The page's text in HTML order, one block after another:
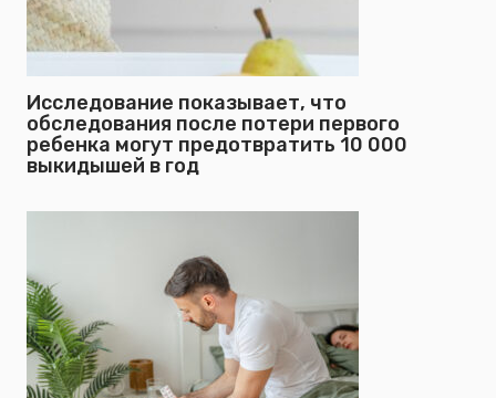
Исследование показывает, что
обследования после потери первого
ребенка могут предотвратить 10 000
выкидышей в год